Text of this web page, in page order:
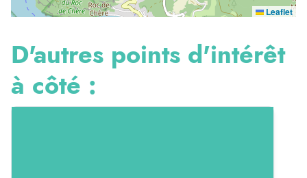
Leaflet
D'autres points d'intérêt
à côté :